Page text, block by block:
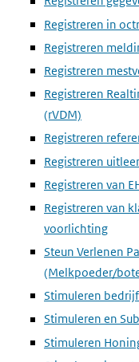
Registreren in
Registreren
Registreren
Registreren
(rVDM)
Registreren
Registreren
Registreren van
Registreren van
voorlichting
Steun Verlenen
(Melkpoeder/
Stimuleren
Stimuleren en
Stimuleren